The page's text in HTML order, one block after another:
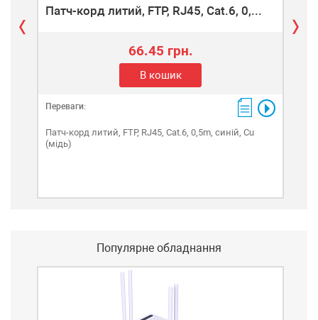
Патч-корд литий, FTP, RJ45, Cat.6, 0,...
66.45 грн.
В кошик
Переваги:
Патч-корд литий, FTP, RJ45, Cat.6, 0,5m, синій, Cu
(мідь)
Популярне обладнання